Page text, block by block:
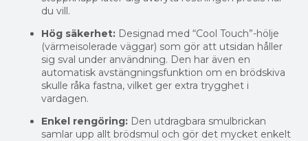
du vill.
Hög säkerhet: Designad med “Cool Touch”-hölje
(värmeisolerade väggar) som gör att utsidan håller
sig sval under användning. Den har även en
automatisk avstängningsfunktion om en brödskiva
skulle råka fastna, vilket ger extra trygghet i
vardagen.
Enkel rengöring: Den utdragbara smulbrickan
samlar upp allt brödsmul och gör det mycket enkelt